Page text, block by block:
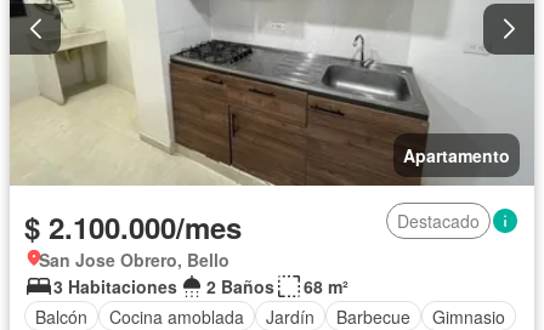
Apartamento
$ 2.100.000/mes
Destacado
San Jose Obrero, Bello
3 Habitaciones
2 Baños
68 m²
Balcón
Cocina amoblada Jardín Barbecue
Gimnasio